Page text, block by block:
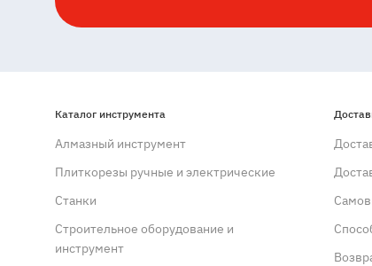
Каталог инструмента
Алмазный инструмент
Плиткорезы ручные и электрические
Станки
Строительное оборудование и
инструмент